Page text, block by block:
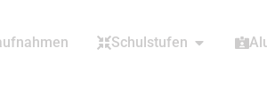
Schulstufen